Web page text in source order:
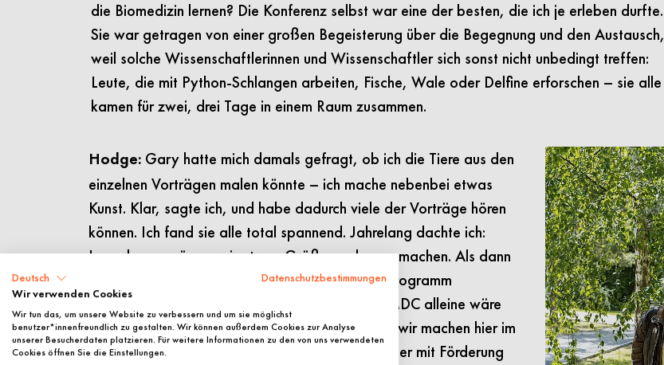
die Biomedizin lernen? Die Konferenz selbst war eine der besten, die ich je erleben durfte.
Sie war getragen von einer großen Begeisterung über die Begegnung und den Austausch,
weil solche Wissenschaftlerinnen und Wissenschaftler sich sonst nicht unbedingt treffen:
Leute, die mit Python-Schlangen arbeiten, Fische, Wale oder Delfine erforschen – sie alle
kamen für zwei, drei Tage in einem Raum zusammen.
Hodge: Gary hatte mich damals gefragt, ob ich die Tiere aus den
einzelnen Vorträgen malen könnte – ich mache nebenbei etwas
Kunst. Klar, sagte ich, und habe dadurch viele der Vorträge hören
können. Ich fand sie alle total spannend. Jahrelang dachte ich:
Irgendwann müssen wir etwas Größeres daraus machen. Als dann
die Stiftung Charité ihr science x media-Förderprogramm
ankündigte, war das die Gelegenheit! Für das MDC alleine wäre
das ein sehr ungewöhnliches Projekt gewesen – wir machen hier im
Alltag eher klassische Kommunikationsarbeit. Aber mit Förderung
Deutsch Datenschutzbestimmungen
Wir verwenden Cookies
Wir tun das, um unsere Website zu verbessern und um sie möglichst
benutzer*innenfreundlich zu gestalten. Wir können außerdem Cookies zur Analyse
unserer Besucherdaten platzieren. Für weitere Informationen zu den von uns verwendeten
Cookies öffnen Sie die Einstellungen.